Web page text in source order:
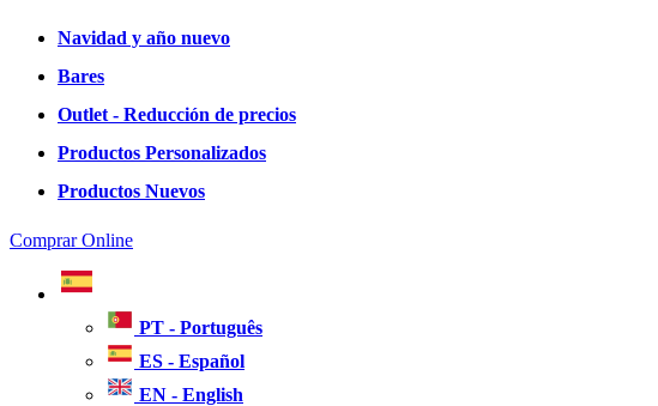
Navidad y año nuevo
Bares
Outlet - Reducción de precios
Productos Personalizados
Productos Nuevos
Comprar Online
PT - Português
ES - Español
EN - English